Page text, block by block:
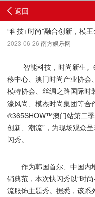
返回
“科技+时尚”融合创新，模
2023-06-26 南方娱乐网
智能科技，时尚新生。6
移中心、澳门时尚产业协会
模特协会、丝绸之路国际时
濠风尚、模杰时尚集团等合
®365SHOW™澳门站第二季
创新、潮流”，为现场观众
闪秀。
作为韩国首尔、中国内
销典范，本次快闪秀以“时
流服饰主题秀。据悉，该系